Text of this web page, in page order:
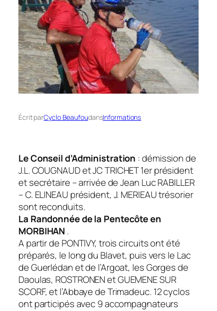
Écrit parCyclo BeaufoudansInformations
Le Conseil d’Administration : démission de
J.L. COUGNAUD et JC TRICHET 1er président
et secrétaire – arrivée de Jean Luc RABILLER
– C. ELINEAU président, J. MERIEAU trésorier
sont reconduits.
La Randonnée de la Pentecôte en
MORBIHAN .
A partir de PONTIVY, trois circuits ont été
préparés, le long du Blavet, puis vers le Lac
de Guerlédan et de l’Argoat, les Gorges de
Daoulas, ROSTRONEN et GUEMENE SUR
SCORF, et l’Abbaye de Trimadeuc. 12 cyclos
ont participés avec 9 accompagnateurs